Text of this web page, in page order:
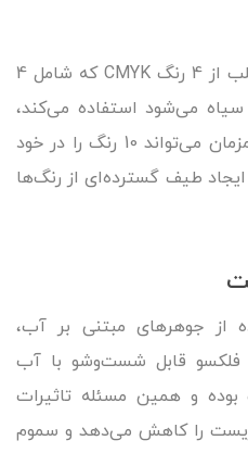
فلکسوگرافی در فرآیند چاپ اغلب از 4 رنگ CMYK که شامل 4
سیاه می‌شود استفاده می‌کند،
اما یک پرس فلکسو به طور همزمان می‌تواند 10 رنگ را در خود
طیف گسترده‌ای از رنگ‌ها
از جوهرهای مبتنی بر آب،
فلکسو قابل شست‌وشو با آب
و همین مسئله تاثیرات
را کاهش می‌دهد و سموم